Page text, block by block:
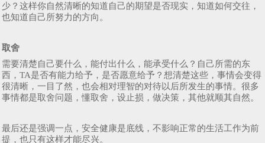
少？这样你自然清晰的知道自己的期望是否现实，知道如何交往，
也知道自己所努力的方向。
取舍
需要清楚自己要什么，能付出什么，能承受什么？自己所需的东
西，TA是否有能力给予，是否愿意给予？想清楚这些，事情会变得
很清晰，一目了然，也会相对理智的对待以后所发生的事情。很多
事情都是取舍问题，懂取舍，设止损，做决策，其他就顺其自然。
最后还是强调一点，安全健康是底线，不影响正常的生活工作为前
提，也只有这样才能尽兴。